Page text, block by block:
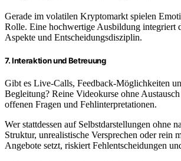
Gerade im volatilen Kryptomarkt spielen
Rolle. Eine hochwertige Ausbildung integriert
Aspekte und Entscheidungsdisziplin.
7. Interaktion und Betreuung
Gibt es Live-Calls, Feedback-Möglichkeiten
Begleitung? Reine Videokurse ohne
offenen Fragen und Fehlinterpretationen.
Wer stattdessen auf Selbstdarstellungen ohne
Struktur, unrealistische Versprechen oder rein
Angebote setzt, riskiert Fehlentscheidungen